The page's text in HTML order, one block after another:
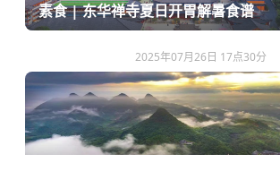
素食 | 东华禅寺夏日开胃解暑食谱
2025年07月26日 17点30分